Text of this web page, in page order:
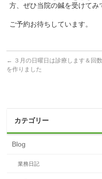
方、ぜひ当院の鍼を受けてみ
ご予約お待ちしています。
← ３月の日曜日は診療します＆回
を作りました
カテゴリー
Blog
業務日記